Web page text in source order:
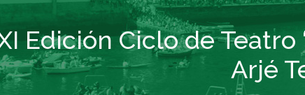
Edición Ciclo de Teatro
Arjé